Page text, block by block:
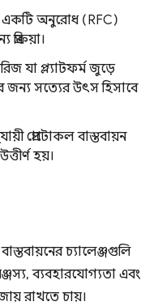
একটি অনুরোধ (RFC)
যা প্ল্যাটফর্ম জুড়ে
জন্য সত্যের উৎস হিসাবে
প্রোটোকল বাস্তবায়ন
হয়।
চ্যালেঞ্জগুলি
ব্যবহারযোগ্যতা এবং
রাখতে চায়।